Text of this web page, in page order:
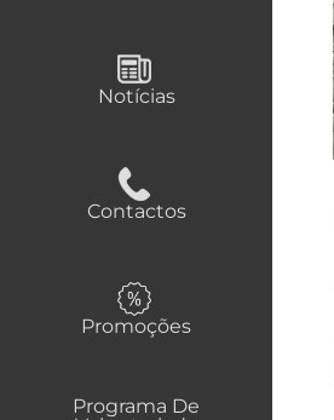
Notícias
Contactos
Promoções
Programa De